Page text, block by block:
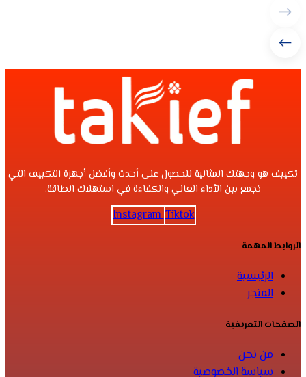
تكييف هو وجهتك المثالية للحصول على أحدث وأفضل أجهزة التكييف التي
تجمع بين الأداء العالي والكفاءة في استهلاك الطاقة.
Instagram Tiktok
الروابط المهمة
الرئيسية
المتجر
الصفحات التعريفية
من نحن
سياسة الخصوصية